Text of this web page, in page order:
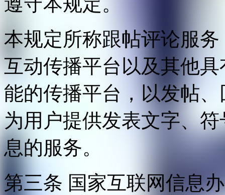
本规定所称跟帖评论服
互动传播平台以及其他
能的传播平台，以发帖
为用户提供发表文字、
息的服务。
第三条 国家互联网信息